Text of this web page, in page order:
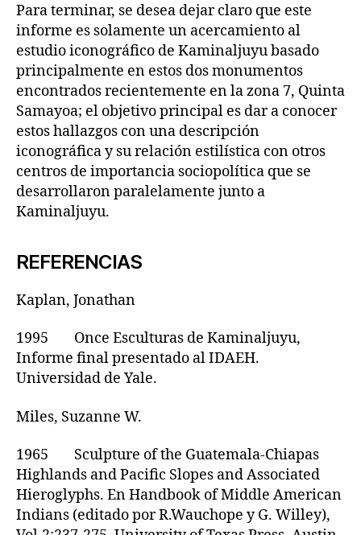
Para terminar, se desea dejar claro que este
informe es solamente un acercamiento al
estudio iconográfico de Kaminaljuyu basado
principalmente en estos dos monumentos
encontrados recientemente en la zona 7, Quinta
Samayoa; el objetivo principal es dar a conocer
estos hallazgos con una descripción
iconográfica y su relación estilística con otros
centros de importancia sociopolítica que se
desarrollaron paralelamente junto a
Kaminaljuyu.
REFERENCIAS
Kaplan, Jonathan
1995 Once Esculturas de Kaminaljuyu,
Informe final presentado al IDAEH.
Universidad de Yale.
Miles, Suzanne W.
1965 Sculpture of the Guatemala-Chiapas
Highlands and Pacific Slopes and Associated
Hieroglyphs. En Handbook of Middle American
Indians (editado por R.Wauchope y G. Willey),